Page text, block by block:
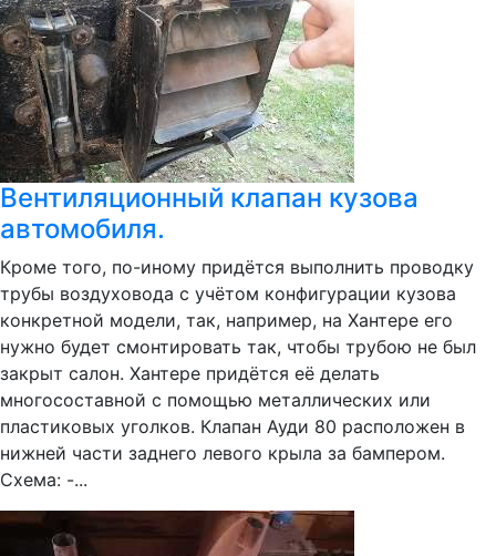
Вентиляционный клапан кузова
автомобиля.
Кроме того, по-иному придётся выполнить проводку
трубы воздуховода с учётом конфигурации кузова
конкретной модели, так, например, на Хантере его
нужно будет смонтировать так, чтобы трубою не был
закрыт салон. Хантере придётся её делать
многосоставной с помощью металлических или
пластиковых уголков. Клапан Ауди 80 расположен в
нижней части заднего левого крыла за бампером.
Схема: -...